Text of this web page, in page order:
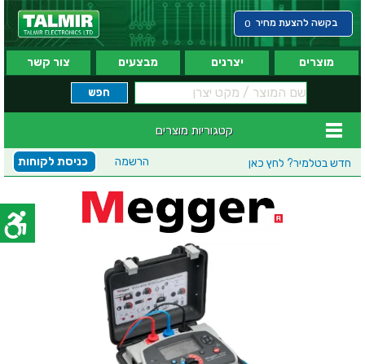
בקשה להצעת מחיר 0
מוצרים יצרנים מבצעים צור קשר
קטגוריות מוצרים
חדש בטלמיר? לחץ כאן כניסת לקוחות הרשמה